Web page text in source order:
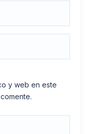
y web en este